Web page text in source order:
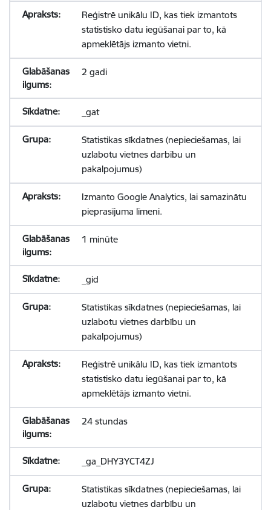
Reģistrē unikālu ID, kas tiek izmantots
statistisko datu iegūšanai par to, kā
apmeklētājs izmanto vietni.
2 gadi
_gat
Statistikas sīkdatnes (nepieciešamas, lai
uzlabotu vietnes darbību un
pakalpojumus)
Izmanto Google Analytics, lai samazinātu
pieprasījuma līmeni.
1 minūte
_gid
Statistikas sīkdatnes (nepieciešamas, lai
uzlabotu vietnes darbību un
pakalpojumus)
Reģistrē unikālu ID, kas tiek izmantots
statistisko datu iegūšanai par to, kā
apmeklētājs izmanto vietni.
24 stundas
_ga_DHY3YCT4ZJ
Statistikas sīkdatnes (nepieciešamas, lai
uzlabotu vietnes darbību un